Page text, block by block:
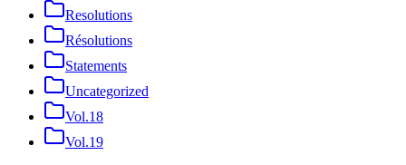
Resolutions
Résolutions
Statements
Uncategorized
Vol.18
Vol.19